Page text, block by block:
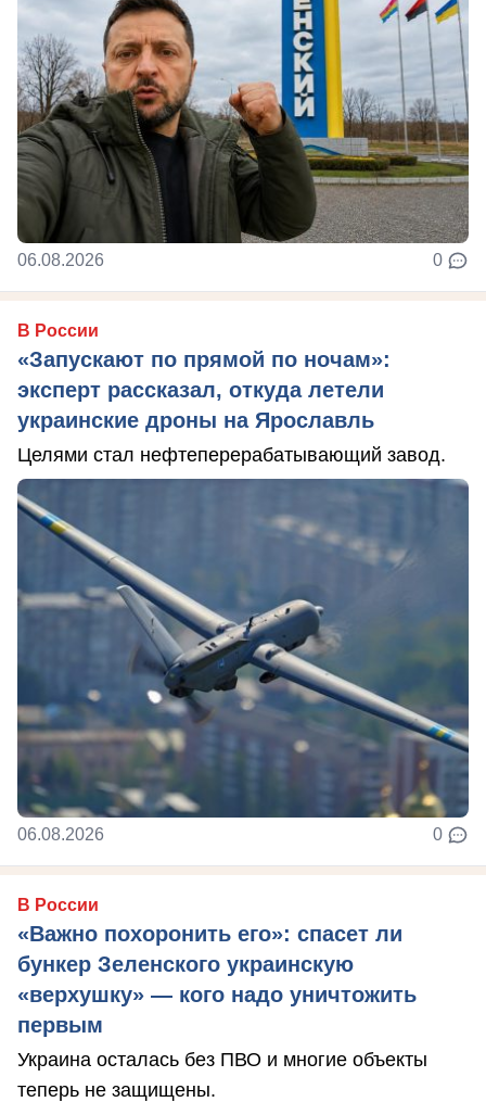
06.08.2026 0
В России
«Запускают по прямой по ночам»:
эксперт рассказал, откуда летели
украинские дроны на Ярославль
Целями стал нефтеперерабатывающий завод.
06.08.2026 0
В России
«Важно похоронить его»: спасет ли
бункер Зеленского украинскую
«верхушку» — кого надо уничтожить
первым
Украина осталась без ПВО и многие объекты
теперь не защищены.